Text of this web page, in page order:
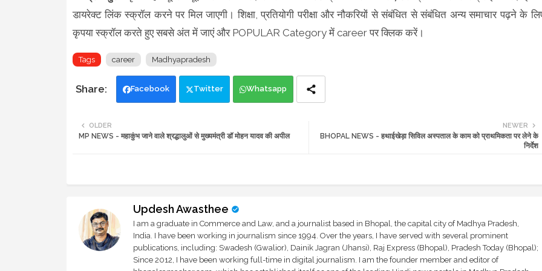
डायरेक्ट लिंक स्क्रॉल करने पर मिल जाएगी। शिक्षा, प्रतियोगी परीक्षा और नौकरियों से संबंधित से संबंधित अन्य समाचार पढ़ने के
कृपया स्क्रॉल करते हुए सबसे अंत में जाएं और POPULAR Category में career पर क्लिक करें।
Tags career Madhyapradesh
Facebook Twitter Whatsapp
NEWER
BHOPAL NEWS - हथाईखेड़ा सिविल अस्पताल के काम को प्राथमिकता पर लेने के
निर्देश
OLDER
MP NEWS - महाकुंभ जाने वाले श्रद्धालुओं से मुख्यमंत्री डॉ मोहन यादव की अपील
Updesh Awasthee
I am a graduate in Commerce and Law, and a journalist based in Bhopal, the capital city of Madhya Pradesh,
India. I have been working in journalism since 1994. Over the years, I have served with several prominent
publications, including: Swadesh (Gwalior), Dainik Jagran (Jhansi), Raj Express (Bhopal), Pradesh Today (Bhopal);
Since 2012, I have been working full-time in digital journalism. I am the founder member and editor of